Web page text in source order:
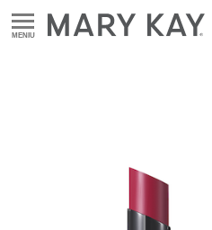
MENIU